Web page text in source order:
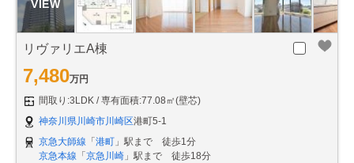
リヴァリエA棟
7,480万円
間取り:3LDK
専有面積:77.08㎡(壁芯)
神奈川県川崎市川崎区港町5-1
京急大師線 「 港町 」駅まで 徒歩1分
京急本線 「 京急川崎 」駅まで 徒歩18分